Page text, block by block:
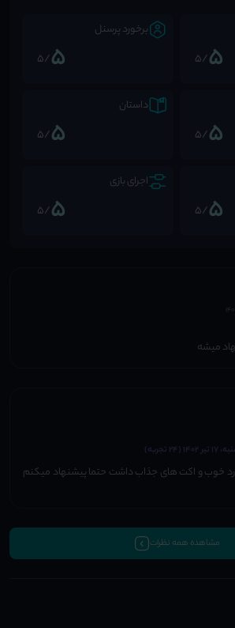
5
/5
برخورد پرسنل
5
/5
5
/5
داستان
5
/5
5
/5
اجرای بازی
5
/5
میشه
خوب و اکت های جذاب داشت حتما پیشنهاد میکنم
مشاهده همه نظرات